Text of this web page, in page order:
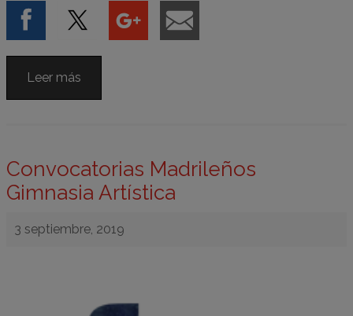
Leer más
Convocatorias Madrileños
Gimnasia Artística
3 septiembre, 2019